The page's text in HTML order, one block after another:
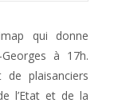
qui donne
à 17h.
de plaisanciers
l’Etat et de la